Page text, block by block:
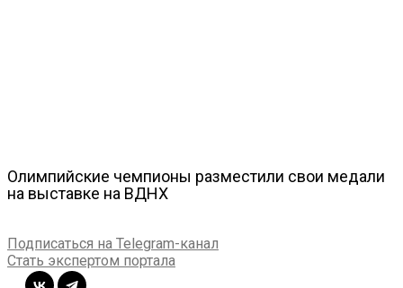
Олимпийские чемпионы разместили свои медали
на выставке на ВДНХ
Подписаться на Telegram-канал
Стать экспертом портала